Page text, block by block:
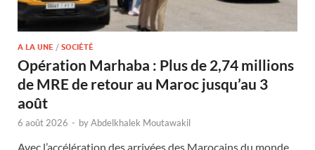
A LA UNE / SOCIÉTÉ
Opération Marhaba : Plus de 2,74 millions
de MRE de retour au Maroc jusqu’au 3
août
6 août 2026 - byAbdelkhalek Moutawakil
Avec l’accélération des arrivées des Marocains du monde